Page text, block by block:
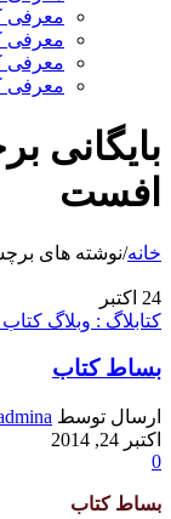
معرفی
معرفی
معرفی
معرفی
بایگانی
افست
خانه/نوشته های
24 اکتبر
کتابلاگ : وبلاگ
بساط کتاب
ارسال توسط
اکتبر 24, 2014
0
بساط کتاب